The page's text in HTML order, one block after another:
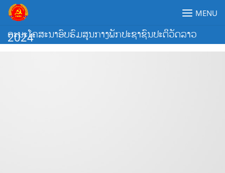
Skip
content
ຄະນະໂຄສະນາອົບຮົມສູນກາງພັກປະຊາຊົນປະຕິວັດລາວ
MENU
2024